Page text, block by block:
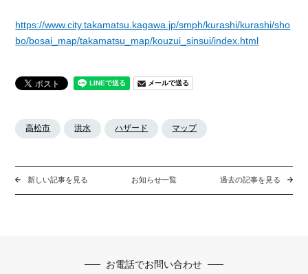
https://www.city.takamatsu.kagawa.jp/smph/kurashi/kurashi/sho
bo/bosai_map/takamatsu_map/kouzui_sinsui/index.html
メールで送る
高松市 洪水 ハザード マップ
新しい記事を見る お知らせ一覧 過去の記事を見る
お電話でお問い合わせ